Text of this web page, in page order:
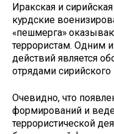
Иракская и
курдские
«пешмерга»
террористам. Одним
действий является
отрядами сирийского
Очевидно, что
формирований и
террористической